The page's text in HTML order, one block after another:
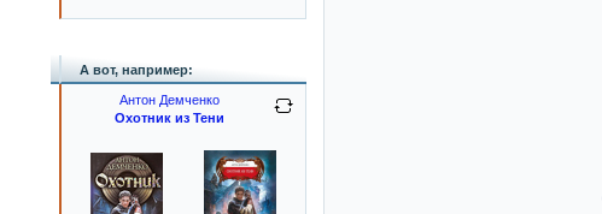
А вот, например:
Антон Демченко
Охотник из Тени